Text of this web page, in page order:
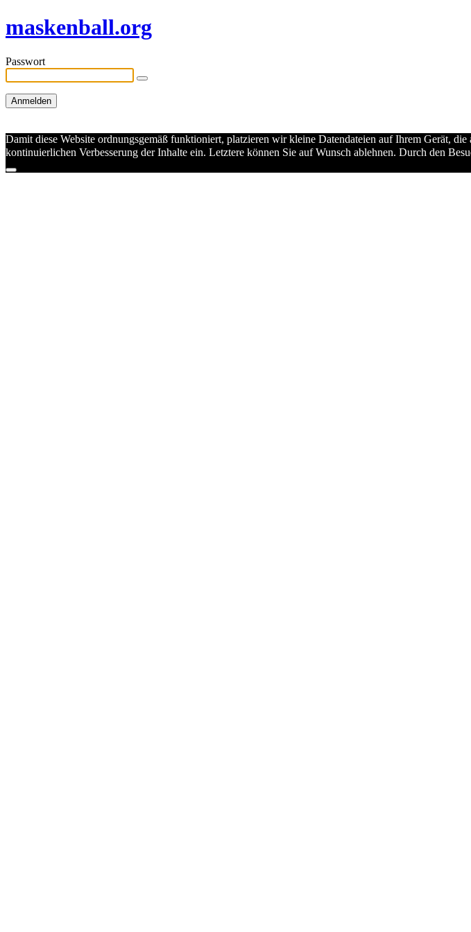
maskenball.org
Passwort
Damit diese Website ordnungsgemäß funktioniert, platzieren wir kleine Datendateien auf Ihrem Gerät,
kontinuierlichen Verbesserung der Inhalte ein. Letztere können Sie auf Wunsch ablehnen. Durch den